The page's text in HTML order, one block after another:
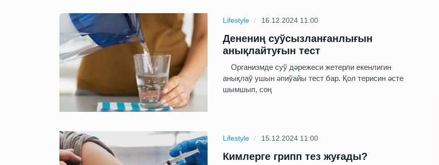
Lifestyle 16.12.2024 11:00
Денениң суўсызланғанлығын
анықлайтуғын тест
Организмде суў дәрежеси жетерли екенлигин
анықлаў ушын әпиўайы тест бар. Қол терисин әсте
шымшып, соң
Lifestyle 15.12.2024 11:00
Кимлерге грипп тез жуғады?